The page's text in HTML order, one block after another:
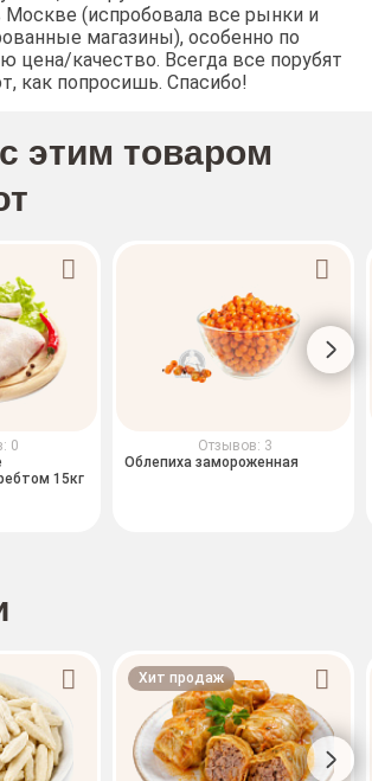
Москве (испробовала все рынки и
магазины), особенно по
цена/качество. Всегда все порубят
как попросишь. Спасибо!
этим товаром
0
15кг
Отзывов: 3
Облепиха замороженная
Хит продаж